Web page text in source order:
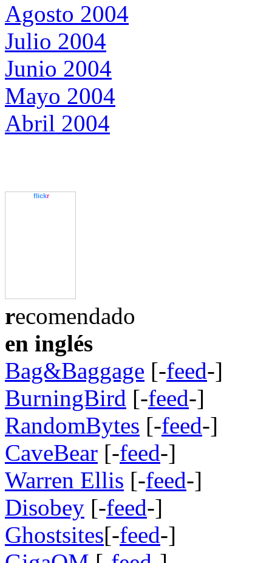
Agosto 2004
Julio 2004
Junio 2004
Mayo 2004
Abril 2004
flickr.com
recomendado
en inglés
Bag&Baggage [-feed-]
BurningBird [-feed-]
RandomBytes [-feed-]
CaveBear [-feed-]
Warren Ellis [-feed-]
Disobey [-feed-]
Ghostsites[-feed-]